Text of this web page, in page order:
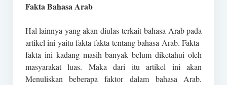
Fakta Bahasa Arab
Hal lainnya yang akan diulas terkait bahasa Arab pada
artikel ini yaitu fakta-fakta tentang bahasa Arab. Fakta-
fakta ini kadang masih banyak belum diketahui oleh
masyarakat luas. Maka dari itu artikel ini akan
Menuliskan beberapa faktor dalam bahasa Arab.